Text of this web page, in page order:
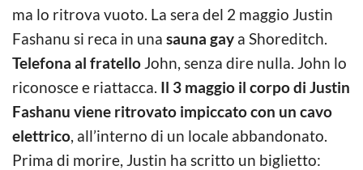
ma lo ritrova vuoto. La sera del 2 maggio Justin
Fashanu si reca in una sauna gay a Shoreditch.
Telefona al fratello John, senza dire nulla. John lo
riconosce e riattacca. Il 3 maggio il corpo di Justin
Fashanu viene ritrovato impiccato con un cavo
elettrico, all’interno di un locale abbandonato.
Prima di morire, Justin ha scritto un biglietto: